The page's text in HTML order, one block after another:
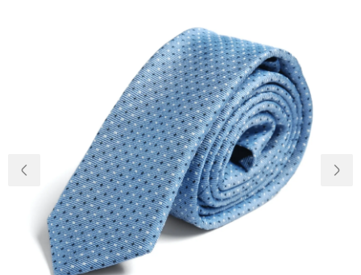
Новини
Повернення
та обмін
Відкуки про
магазин
Питання та
відповіді
Контакти
Palmira Club
Догляд
+38(050)4840005